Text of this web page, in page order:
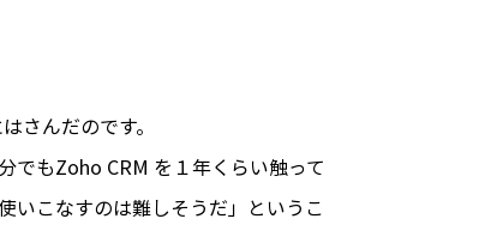
さんだのです。
でもZoho CRM を１年くらい触って
いこなすのは難しそうだ」というこ